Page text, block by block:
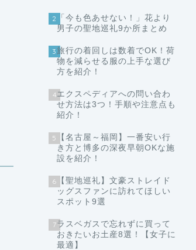
2 「今も色あせない！」花より
男子の聖地巡礼9か所まとめ
3旅行の着回しは数着でOK！荷
物を減らせる服の上手な選び
方を紹介！
4エクスペディアへの問い合わ
せ方法は3つ！手順や注意点も
紹介！
5 【名古屋～福岡】一番安い行
き方と博多の深夜早朝OKな施
設を紹介！
6 【聖地巡礼】文豪ストレイド
ッグスファンに訪れてほしい
スポット9選
7ラスベガスで忘れずに買って
おきたいお土産8選！【女子に
最適】